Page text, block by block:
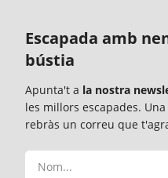
Escapada amb
bústia
Apunta't a la nostra
les millors escapades.
rebràs un correu que